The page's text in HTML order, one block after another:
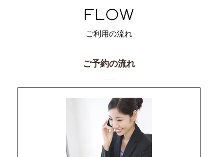
ご利用の流れ
ご予約の流れ